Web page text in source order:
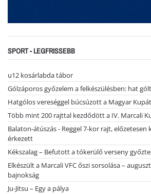
SPORT - LEGFRISSEBB
u12 kosárlabda tábor
Gólzáporos győzelem a felkészülésben: hat
Hatgólos vereséggel búcsúzott a Magyar
Több mint 200 rajttal kezdődött a IV. Marcali
Balaton-átúszás - Reggel 7-kor rajt, előzetesen
érkezett
Kékszalag – Befutott a tókerülő verseny
Elkészült a Marcali VFC őszi sorsolása –
bajnokság
Ju-Jitsu – Egy a pálya